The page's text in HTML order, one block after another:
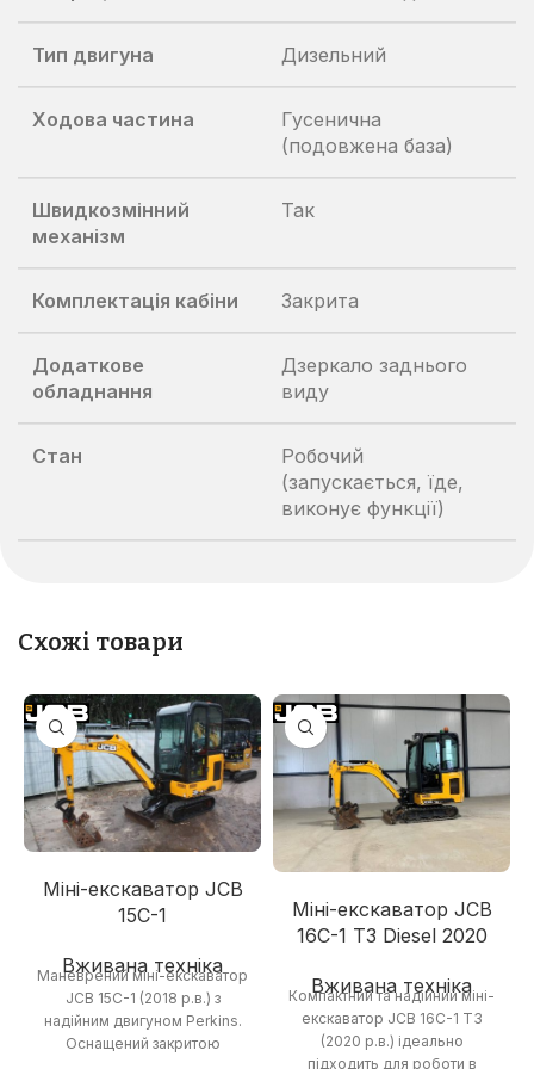
Тип двигуна Дизельний
Ходова частина
Гусенична
(подовжена база)
Швидкозмінний
механізм
Так
Комплектація кабіни Закрита
Додаткове
обладнання
Дзеркало заднього
виду
Стан
Робочий
(запускається, їде,
виконує функції)
Схожі товари
Міні-екскаватор JCB
15C-1
Вживана техніка
Маневрений міні-екскаватор
JCB 15C-1 (2018 р.в.) з
надійним двигуном Perkins.
Оснащений закритою
Міні-екскаватор JCB
16C-1 T3 Diesel 2020
Вживана техніка
Компактний та надійний міні-
екскаватор JCB 16C-1 T3
(2020 р.в.) ідеально
підходить для роботи в